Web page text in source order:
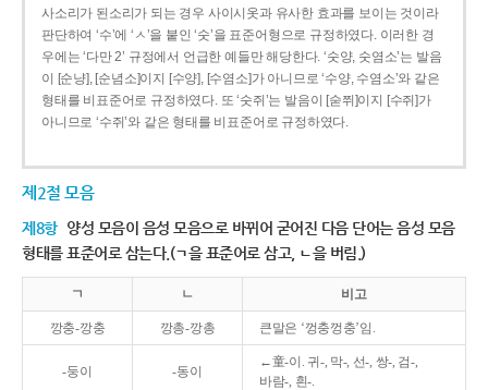
사소리가 된소리가 되는 경우 사이시옷과 유사한 효과를 보이는 것이라
판단하여 ‘수’에 ‘ㅅ’을 붙인 ‘숫’을 표준어형으로 규정하였다. 이러한 경
우에는 ‘다만 2’ 규정에서 언급한 예들만 해당한다. ‘숫양, 숫염소’는 발음
이 [순냥], [순념소]이지 [수양], [수염소]가 아니므로 ‘수양, 수염소’와 같은
형태를 비표준어로 규정하였다. 또 ‘숫쥐’는 발음이 [숟쮜]이지 [수쥐]가
아니므로 ‘수쥐’와 같은 형태를 비표준어로 규정하였다.
제2절 모음
제8항 양성 모음이 음성 모음으로 바뀌어 굳어진 다음 단어는 음성 모음
형태를 표준어로 삼는다.(ㄱ을 표준어로 삼고, ㄴ을 버림.)
ㄱ ㄴ 비고
깡충-깡충 깡총-깡총 큰말은 ‘껑충껑충’임.
-둥이 -동이
←童-이. 귀-, 막-, 선-, 쌍-, 검-,
바람-, 흰-.